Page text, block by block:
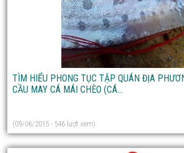
TÌM HIỂU PHONG TỤC TẬP QUÁN ĐỊA
CẦU MAY CÁ MÁI CHÈO (CÁ...
(09/06/2015 - 546 lượt xem)